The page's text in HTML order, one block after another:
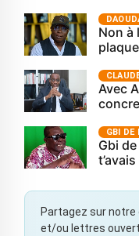
Non à
Avec
GBI DE
Gbi
Partagez sur notre
et/ou lettres